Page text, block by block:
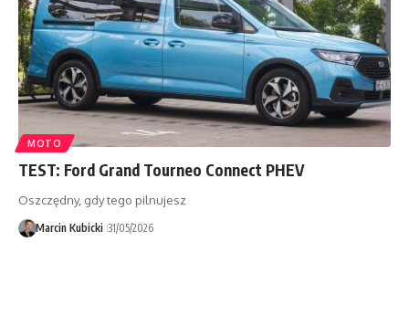
MOTO
TEST: Ford Grand Tourneo Connect PHEV
Oszczędny, gdy tego pilnujesz
Marcin Kubicki 31/05/2026